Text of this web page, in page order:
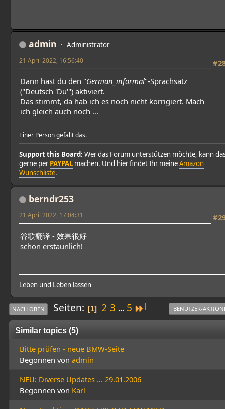
admin Administrator
21 April 2022, 16:56:40
Dann hast du den "German_informal"-Sprachsatz
("Deutsch 'Du'") aktiviert.
Das stimmt, da hab ich es noch nicht korrigiert. Mach
ich gleich auch noch ...
Einer Person gefällt das.
Support this Board: Wer das Forum unterstützen möchte, kann
gerne perPAYPAL machen. Und hier findet Ihr meineAmazon
Wunschliste.
berndr253
21 April 2022, 17:04:31
谷歌翻译 - 效果很好
schon erstaunlich!
Leben und Leben lassen
|
NACH OBEN Seiten 1 2 3 ... 5 BENUTZER-
Similar topics (5)
Bitte prüfen - neue BMW-Seite
Begonnen von admin
NEU: Diverse Updates ... 29.01.2006
Begonnen von Karl